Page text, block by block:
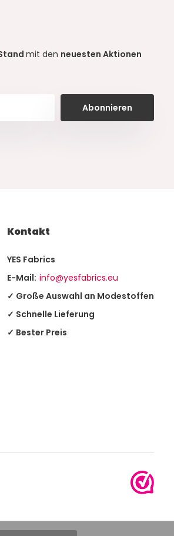
mit den neuesten Aktionen
Abonnieren
Kontakt
YES Fabrics
E-Mail: info@yesfabrics.eu
✓ Große Auswahl an Modestoffen
✓ Schnelle Lieferung
✓ Bester Preis